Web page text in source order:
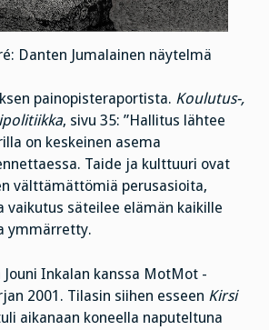
Danten Jumalainen näytelmä
painopisteraportista. Koulutus-,
, sivu 35: ”Hallitus lähtee
on keskeinen asema
Taide ja kulttuuri ovat
välttämättömiä perusasioita,
vaikutus säteilee elämän kaikille
ymmärretty.
Inkalan kanssa MotMot -
2001. Tilasin siihen esseen Kirsi
aikanaan koneella naputeltuna